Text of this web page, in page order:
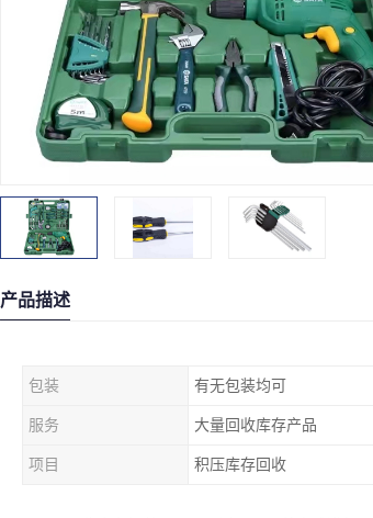
产品描述
包装 有无包装均可
服务 大量回收库存产品
项目 积压库存回收